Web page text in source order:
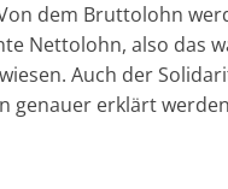
dem Bruttolohn
Nettolohn, also das
Auch der
genauer erklärt